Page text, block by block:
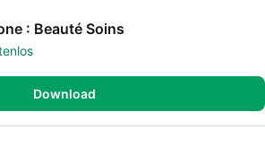
: Beauté Soins
Download